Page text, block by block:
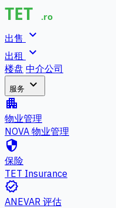
出售 expand_more
出租 expand_more
楼盘 中介公司
服务 expand_more
apartment
物业管理
NOVA 物业管理
security
保险
TET Insurance
verified
ANEVAR 评估